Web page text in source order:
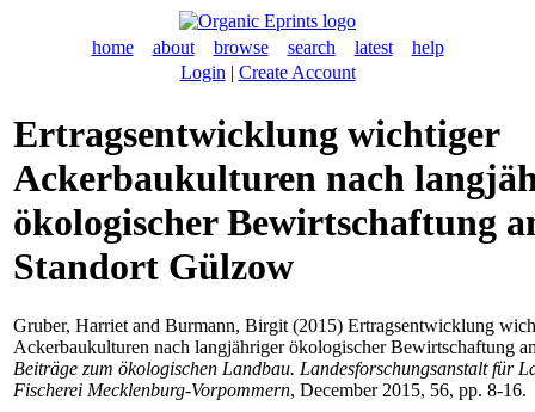
home about browse search latest
help
Login | Create Account
Ertragsentwicklung wichtiger
Ackerbaukulturen nach
ökologischer Bewirtschaftung
Standort Gülzow
Gruber, Harriet and Burmann, Birgit (2015) Ertragsentwicklung
Ackerbaukulturen nach langjähriger ökologischer Bewirtschaftung
Beiträge zum ökologischen Landbau. Landesforschungsanstalt für
Fischerei Mecklenburg-Vorpommern, December 2015, 56, pp. 8-16.